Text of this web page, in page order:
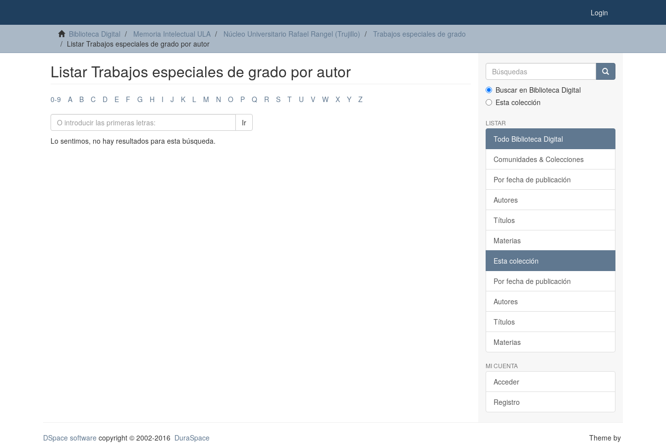
Login
Biblioteca Digital Memoria Intelectual ULA Núcleo Universitario Rafael Rangel (Trujillo)
Trabajos especiales de grado
Listar Trabajos especiales de grado por autor
Listar Trabajos especiales de grado por autor
0-9 A B C D E F G H I J K L M N O P Q R S T U V W X Y Z
Ir
Lo sentimos, no hay resultados para esta búsqueda.
Buscar en Biblioteca Digital
Esta colección
LISTAR
Todo Biblioteca Digital
Comunidades & Colecciones
Por fecha de publicación
Autores
Títulos
Materias
Esta colección
Por fecha de publicación
Autores
Títulos
Materias
MI CUENTA
Acceder
Registro
DSpace software copyright © 2002-2016 DuraSpace
Theme by